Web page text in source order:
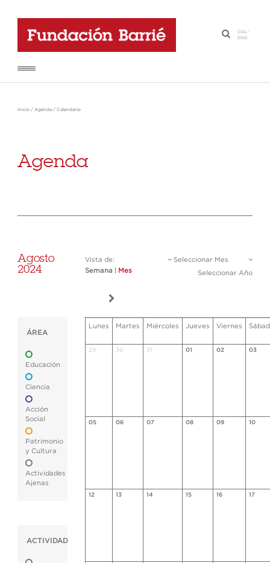
·
GAL-
ENG
Inicio / Agenda / Calendario
Agenda
Agosto
2024
Vista de:
Semana
Mes
Seleccionar Mes
Seleccionar Año
ÁREA
Educación
Ciencia
Acción
Social
Patrimonio
y Cultura
Actividades
Ajenas
ACTIVIDAD
Lunes Martes Miércoles Jueves Viernes
29 30 31 01 02 03
05 06 07 08 09 10
12 13 14 15 16 17